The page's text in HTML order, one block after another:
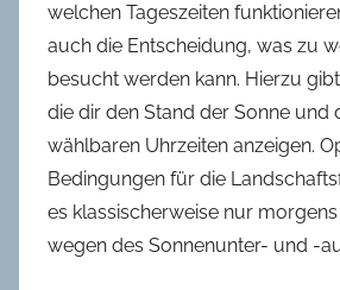
welchen Tageszeiten
auch die Entscheidung, was zu
besucht werden kann. Hierzu
die dir den Stand der Sonne und
wählbaren Uhrzeiten anzeigen.
Bedingungen für die
es klassischerweise nur
wegen des Sonnenunter- und -